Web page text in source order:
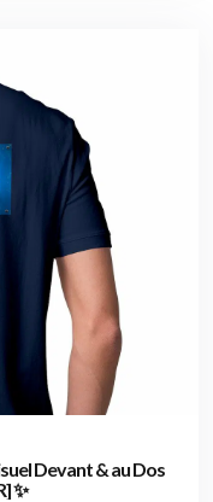
Devant & au Dos
✨